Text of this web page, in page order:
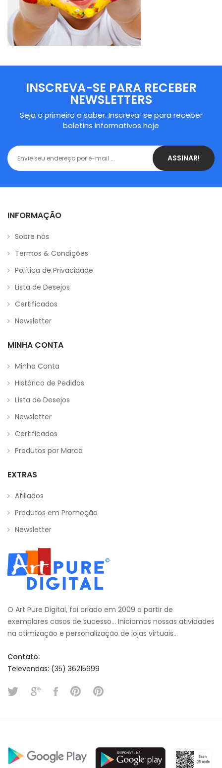
INSCREVA-SE PARA RECEBER
NEWSLETTERS
Seja o primeiro a saber. Inscreva-se para receber
boletins informativos hoje
ASSINAR!
INFORMAÇÃO
Sobre nós
Termos & Condições
Política de Privacidade
Lista de Desejos
Certificados
Newsletter
MINHA CONTA
Minha Conta
Histórico de Pedidos
Lista de Desejos
Newsletter
Certificados
Produtos por Marca
EXTRAS
Afiliados
Produtos em Promoção
Newsletter
O Art Pure Digital, foi criado em 2009 a partir de
exemplares casos de sucesso... Iniciamos nossas atividades
na otimização e personalização de lojas virtuais...
Contato:
Televendas: (35) 36215699